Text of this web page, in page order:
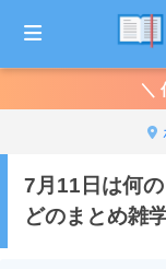
＼
7月11日は何
どのまとめ雑